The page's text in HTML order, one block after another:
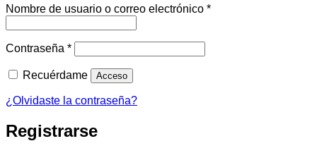
Nombre de usuario o correo electrónico *Obligatorio
Contraseña *Obligatorio
Recuérdame Acceso
¿Olvidaste la contraseña?
Registrarse